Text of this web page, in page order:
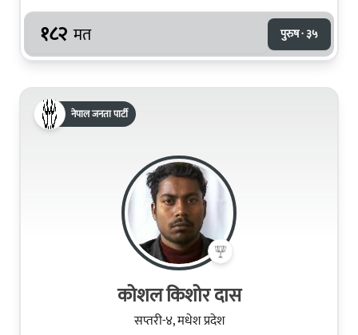
१८२ मत पुरुष · ३५
नेपाल जनता पार्टी
कोशल किशोर दास
सप्तरी-४, मधेश प्रदेश